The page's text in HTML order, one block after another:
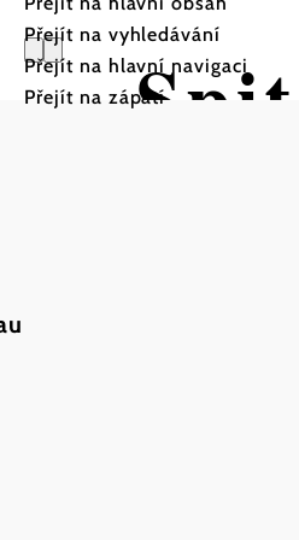
Přejít na vyhledávání
Přejít na hlavní navigaci
Přejít na zápatí